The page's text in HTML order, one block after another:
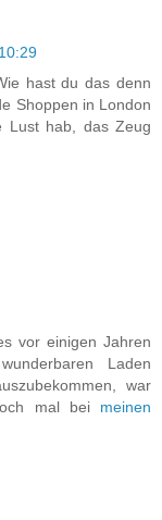
hast du das denn
Shoppen in London
Lust hab, das Zeug
vor einigen Jahren
Laden
war
mal bei meinen